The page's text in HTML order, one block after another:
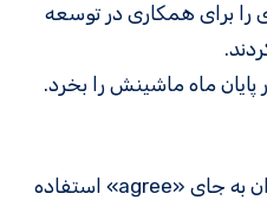
را برای همکاری در توسعه
پایان ماه ماشینش را بخرد.
توجه: یک عبارت رایج که می‌توان به جای «agree» استفاده